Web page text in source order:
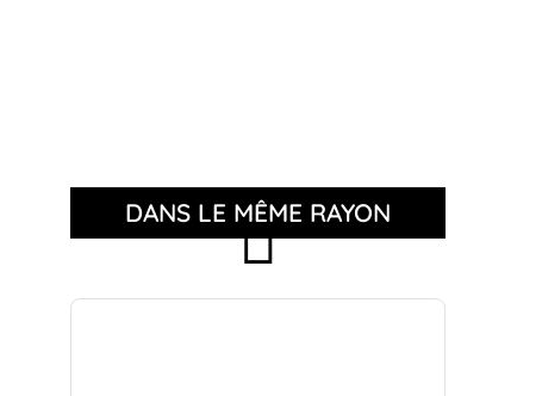
DANS LE MÊME RAYON